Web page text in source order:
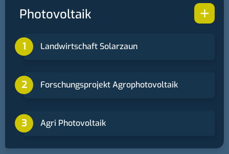
+
Photovoltaik
Landwirtschaft Solarzaun
Forschungsprojekt Agrophotovoltaik
Agri Photovoltaik